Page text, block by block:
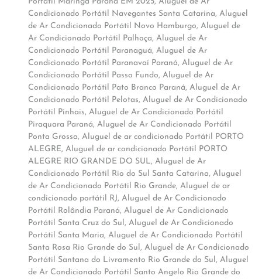
Condicionado Portátil Navegantes Santa Catarina, Aluguel
de Ar Condicionado Portátil Novo Hamburgo, Aluguel de
Ar Condicionado Portátil Palhoça, Aluguel de Ar
Condicionado Portátil Paranaguá, Aluguel de Ar
Condicionado Portátil Paranavaí Paraná, Aluguel de Ar
Condicionado Portátil Passo Fundo, Aluguel de Ar
Condicionado Portátil Pato Branco Paraná, Aluguel de Ar
Condicionado Portátil Pelotas, Aluguel de Ar Condicionado
Portátil Pinhais, Aluguel de Ar Condicionado Portátil
Piraquara Paraná, Aluguel de Ar Condicionado Portátil
Ponta Grossa, Aluguel de ar condicionado Portátil PORTO
ALEGRE, Aluguel de ar condicionado Portátil PORTO
ALEGRE RIO GRANDE DO SUL, Aluguel de Ar
Condicionado Portátil Rio do Sul Santa Catarina, Aluguel
de Ar Condicionado Portátil Rio Grande, Aluguel de ar
condicionado portátil RJ, Aluguel de Ar Condicionado
Portátil Rolândia Paraná, Aluguel de Ar Condicionado
Portátil Santa Cruz do Sul, Aluguel de Ar Condicionado
Portátil Santa Maria, Aluguel de Ar Condicionado Portátil
Santa Rosa Rio Grande do Sul, Aluguel de Ar Condicionado
Portátil Santana do Livramento Rio Grande do Sul, Aluguel
de Ar Condicionado Portátil Santo Angelo Rio Grande do